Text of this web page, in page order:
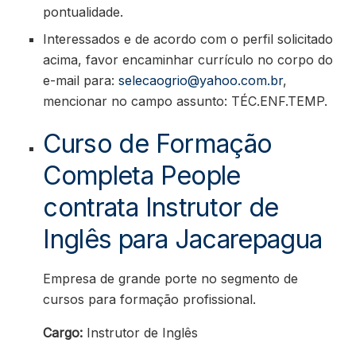
pontualidade.
Interessados e de acordo com o perfil solicitado
acima, favor encaminhar currículo no corpo do
e-mail para:selecaogrio@yahoo.com.br,
mencionar no campo assunto: TÉC.ENF.TEMP.
Curso de Formação
Completa People
contrata Instrutor de
Inglês para Jacarepagua
Empresa de grande porte no segmento de
cursos para formação profissional.
Cargo: Instrutor de Inglês